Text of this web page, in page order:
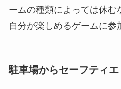
ームの種類によっては休む
自分が楽しめるゲームに参
駐車場からセーフティ